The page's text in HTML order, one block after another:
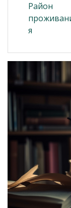
Район
я